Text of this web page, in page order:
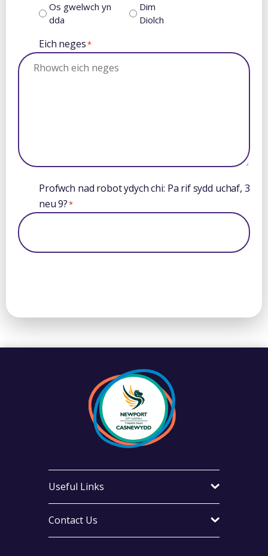
Os gwelwch yn
dda
Dim
Diolch
Eich neges*
Profwch nad robot ydych chi: Pa rif sydd uchaf, 3
neu 9?*
Contact Us
Useful Links